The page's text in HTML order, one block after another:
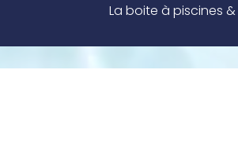
La boite à piscines